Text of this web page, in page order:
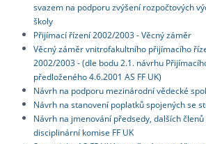
svazem na podporu zvýšení rozpočtových
školy
Přijímací řízení 2002/2003 - Věcný záměr
Věcný záměr vnitrofakultního přijímacího
2002/2003 - (dle bodu 2.1. návrhu
předloženého 4.6.2001 AS FF UK)
Návrh na podporu mezinárodní vědecké
Návrh na stanovení poplatků spojených se
Návrh na jmenování předsedy, dalších
disciplinární komise FF UK